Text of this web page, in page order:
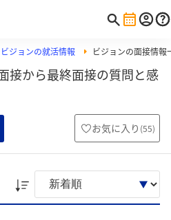
ビジョンの就活情報 ビジョンの面接情報
接から最終面接の質問と感
お気に入り (55)